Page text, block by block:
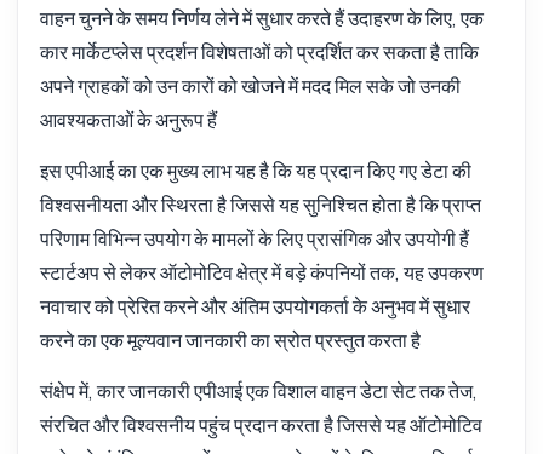
वाहन चुनने के समय निर्णय लेने में सुधार करते हैं उदाहरण के लिए, एक
कार मार्केटप्लेस प्रदर्शन विशेषताओं को प्रदर्शित कर सकता है ताकि
अपने ग्राहकों को उन कारों को खोजने में मदद मिल सके जो उनकी
आवश्यकताओं के अनुरूप हैं
इस एपीआई का एक मुख्य लाभ यह है कि यह प्रदान किए गए डेटा की
विश्वसनीयता और स्थिरता है जिससे यह सुनिश्चित होता है कि प्राप्त
परिणाम विभिन्न उपयोग के मामलों के लिए प्रासंगिक और उपयोगी हैं
स्टार्टअप से लेकर ऑटोमोटिव क्षेत्र में बड़े कंपनियों तक, यह उपकरण
नवाचार को प्रेरित करने और अंतिम उपयोगकर्ता के अनुभव में सुधार
करने का एक मूल्यवान जानकारी का स्रोत प्रस्तुत करता है
संक्षेप में, कार जानकारी एपीआई एक विशाल वाहन डेटा सेट तक तेज,
संरचित और विश्वसनीय पहुंच प्रदान करता है जिससे यह ऑटोमोटिव